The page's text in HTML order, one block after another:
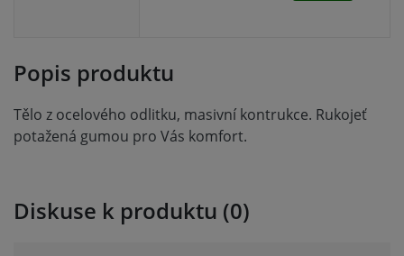
Popis produktu
Tělo z ocelového odlitku, masivní kontrukce. Rukojeť
potažená gumou pro Vás komfort.
Diskuse k produktu (0)